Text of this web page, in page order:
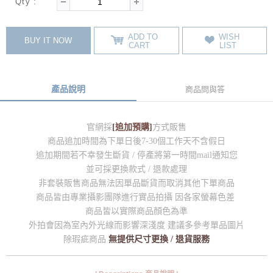
BUY IT NOW
ADD TO
CART
WISH
LIST
產品說明 商品問與答
官網採[追加預購]方式販售
商品追加時間為下單日後7-30個工作天不含假日
追加期間若不幸發生斷貨 / 停產將第一時間mail通知您
並可採更換款式 / 退款處理
非套裝販售商品無法因單品斷貨而取消其他下單商品
商品皆由專業攝影團隊進行實品拍攝 因各家螢幕色差
商品皆以實際商品顏色為準
外拍會因為室內外光線而影響深淺度 建議多參考單品圖片
除瑕疵商品 無提供尺寸更換 / 退貨服務